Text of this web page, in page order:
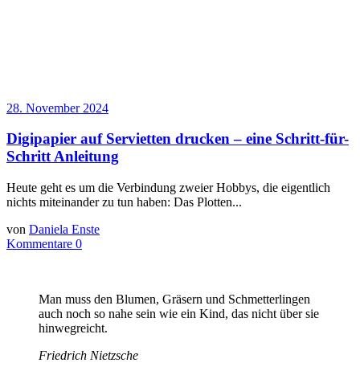
28. November 2024
Digipapier auf Servietten drucken – eine Schritt-für-
Schritt Anleitung
Heute geht es um die Verbindung zweier Hobbys, die eigentlich
nichts miteinander zu tun haben: Das Plotten...
von Daniela Enste
Kommentare 0
Man muss den Blumen, Gräsern und Schmetterlingen
auch noch so nahe sein wie ein Kind, das nicht über sie
hinwegreicht.
Friedrich Nietzsche